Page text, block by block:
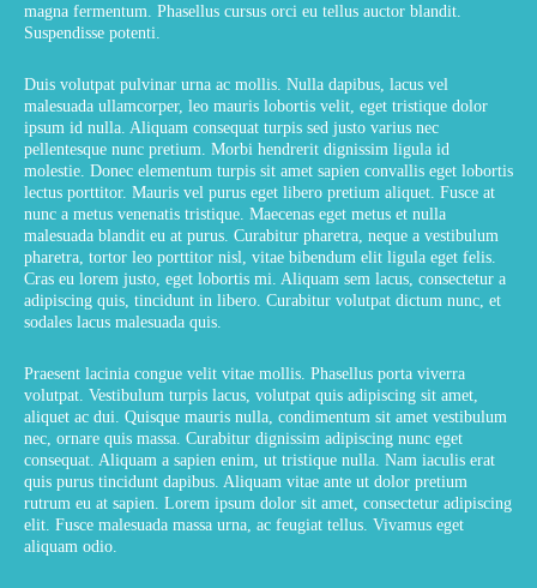
magna fermentum. Phasellus cursus orci eu tellus auctor blandit.
Suspendisse potenti.
Duis volutpat pulvinar urna ac mollis. Nulla dapibus, lacus vel
malesuada ullamcorper, leo mauris lobortis velit, eget tristique dolor
ipsum id nulla. Aliquam consequat turpis sed justo varius nec
pellentesque nunc pretium. Morbi hendrerit dignissim ligula id
molestie. Donec elementum turpis sit amet sapien convallis eget lobortis
lectus porttitor. Mauris vel purus eget libero pretium aliquet. Fusce at
nunc a metus venenatis tristique. Maecenas eget metus et nulla
malesuada blandit eu at purus. Curabitur pharetra, neque a vestibulum
pharetra, tortor leo porttitor nisl, vitae bibendum elit ligula eget felis.
Cras eu lorem justo, eget lobortis mi. Aliquam sem lacus, consectetur a
adipiscing quis, tincidunt in libero. Curabitur volutpat dictum nunc, et
sodales lacus malesuada quis.
Praesent lacinia congue velit vitae mollis. Phasellus porta viverra
volutpat. Vestibulum turpis lacus, volutpat quis adipiscing sit amet,
aliquet ac dui. Quisque mauris nulla, condimentum sit amet vestibulum
nec, ornare quis massa. Curabitur dignissim adipiscing nunc eget
consequat. Aliquam a sapien enim, ut tristique nulla. Nam iaculis erat
quis purus tincidunt dapibus. Aliquam vitae ante ut dolor pretium
rutrum eu at sapien. Lorem ipsum dolor sit amet, consectetur adipiscing
elit. Fusce malesuada massa urna, ac feugiat tellus. Vivamus eget
aliquam odio.